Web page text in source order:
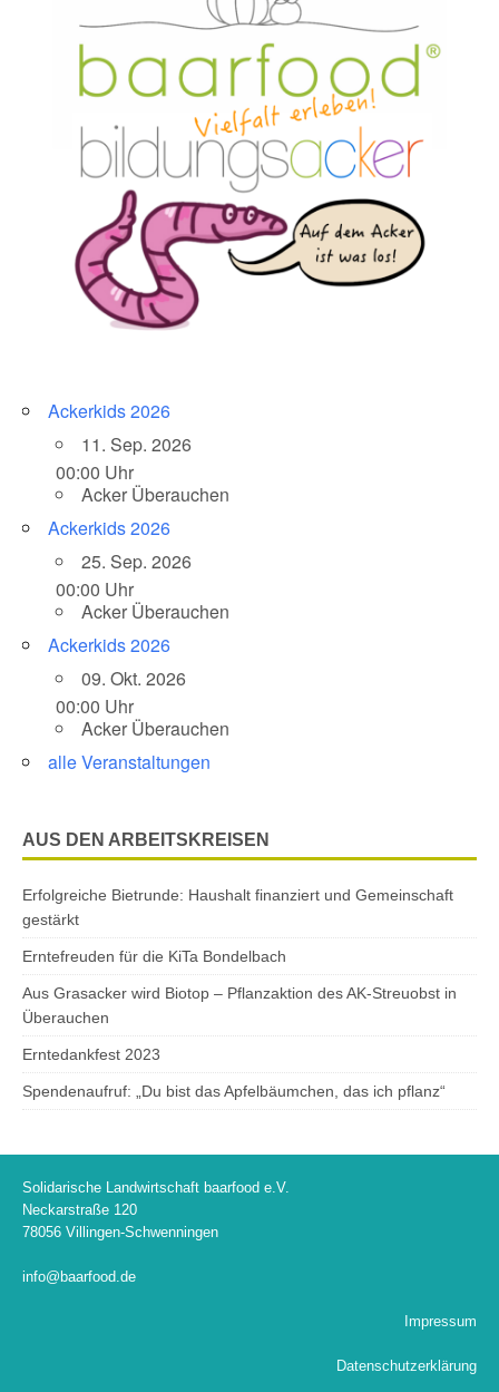
Ackerkids 2026
11. Sep. 2026
00:00 Uhr
Acker Überauchen
Ackerkids 2026
25. Sep. 2026
00:00 Uhr
Acker Überauchen
Ackerkids 2026
09. Okt. 2026
00:00 Uhr
Acker Überauchen
alle Veranstaltungen
AUS DEN ARBEITSKREISEN
Erfolgreiche Bietrunde: Haushalt finanziert und Gemeinschaft
gestärkt
Erntefreuden für die KiTa Bondelbach
Aus Grasacker wird Biotop – Pflanzaktion des AK-Streuobst in
Überauchen
Erntedankfest 2023
Spendenaufruf: „Du bist das Apfelbäumchen, das ich pflanz“
Solidarische Landwirtschaft baarfood e.V.
Neckarstraße 120
78056 Villingen-Schwenningen
info@baarfood.de
Impressum
Datenschutzerklärung